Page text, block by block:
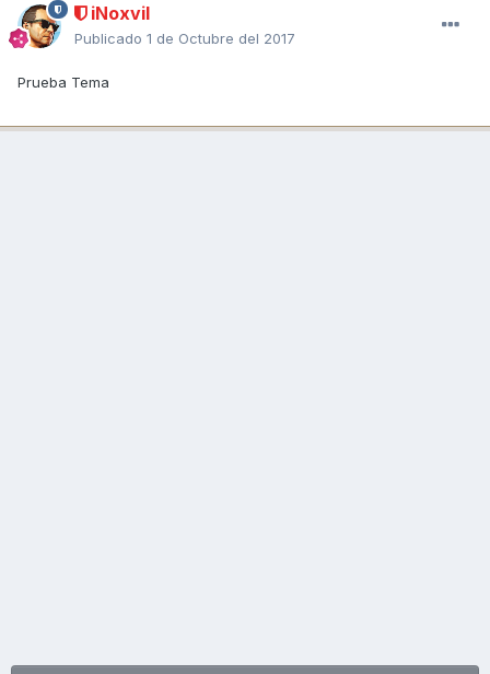
iNoxvil
Publicado 1 de Octubre del 2017
Prueba Tema